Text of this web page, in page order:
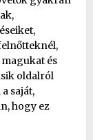
és
oldalról
saját,
hogy ez